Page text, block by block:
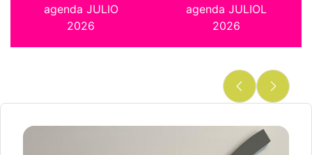
agenda JULIO
2026
agenda JULIOL
2026